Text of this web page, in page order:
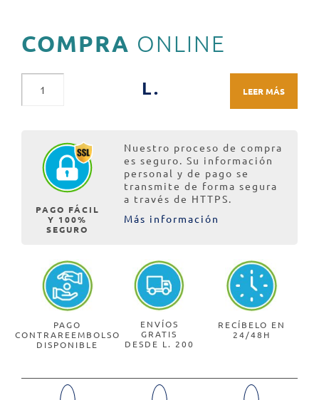
COMPRA ONLINE
L. LEER MÁS
PAGO FÁCIL
Y 100%
SEGURO
Nuestro proceso de compra
es seguro. Su información
personal y de pago se
transmite de forma segura
a través de HTTPS.
Más información
PAGO
CONTRAREEMBOLSO
DISPONIBLE
ENVÍOS
GRATIS
DESDE L. 200
RECÍBELO EN
24/48H